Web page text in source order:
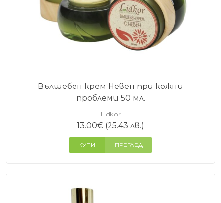
Вълшебен крем Невен при кожни
проблеми 50 мл.
Lidkor
13.00€ (25.43 лв.)
КУПИ ПРЕГЛЕД